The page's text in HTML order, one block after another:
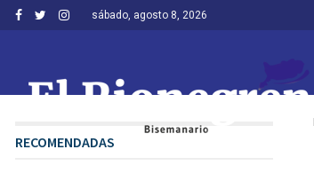
sábado, agosto 8, 2026
RECOMENDADAS